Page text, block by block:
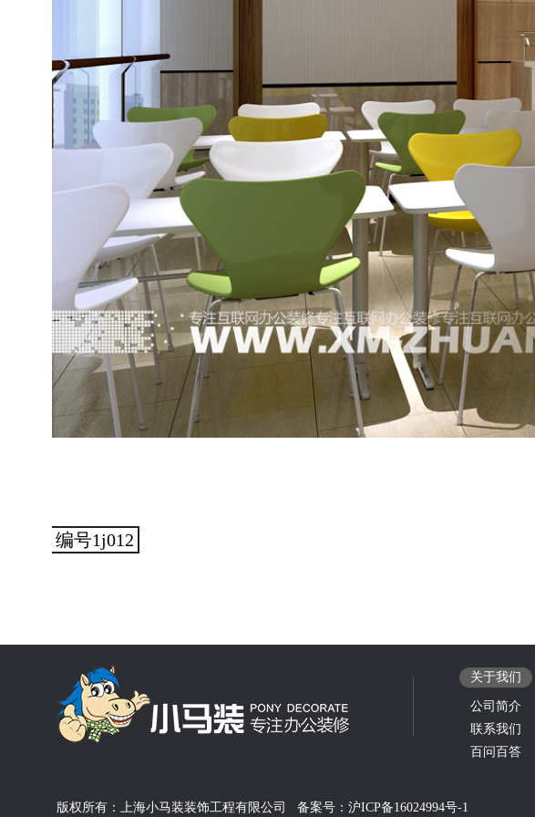
编号1j012
关于我们
公司简介
联系我们
百问百答
版权所有：上海小马装装饰工程有限公司 备案号：沪ICP备16024994号-1